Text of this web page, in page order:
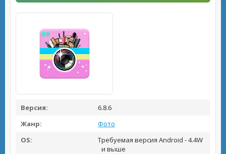
Версия:
6.8.6
Жанр:
Фото
OS:
Требуемая версия Android - 4.4W
и выше